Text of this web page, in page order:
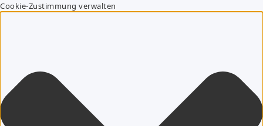
Cookie-Zustimmung verwalten